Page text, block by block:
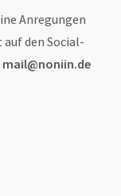
Anregungen
den Social-
mail@noniin.de